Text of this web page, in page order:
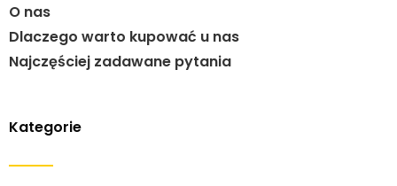
O nas
Dlaczego warto kupować u nas
Najczęściej zadawane pytania
Kategorie